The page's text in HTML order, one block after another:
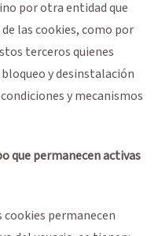
por otra entidad que
las cookies, como por
terceros quienes
y desinstalación
y mecanismos
que permanecen activas
permanecen